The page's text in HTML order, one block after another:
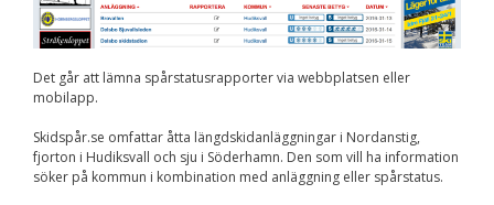
Det går att lämna spårstatusrapporter via webbplatsen eller
mobilapp.
Skidspår.se omfattar åtta längdskidanläggningar i Nordanstig,
fjorton i Hudiksvall och sju i Söderhamn. Den som vill ha information
söker på kommun i kombination med anläggning eller spårstatus.
Upplevelse
För att vår
prestera så bra
som möjligt
nekar de här
kakorna
kommer viss